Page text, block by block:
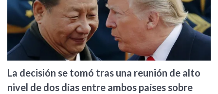
La decisión se tomó tras una reunión de alto
nivel de dos días entre ambos países sobre